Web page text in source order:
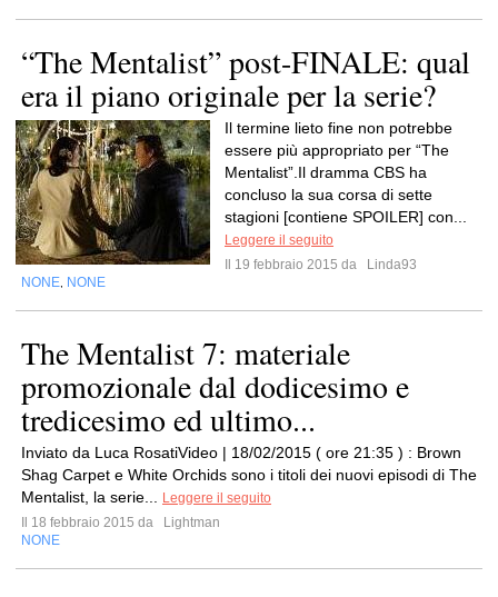
“The Mentalist” post-FINALE: qual
era il piano originale per la serie?
Il termine lieto fine non potrebbe
essere più appropriato per “The
Mentalist”.Il dramma CBS ha
concluso la sua corsa di sette
stagioni [contiene SPOILER] con...
Leggere il seguito
Il 19 febbraio 2015 da
Linda93
NONE NONE
The Mentalist 7: materiale
promozionale dal dodicesimo e
tredicesimo ed ultimo...
Inviato da Luca RosatiVideo | 18/02/2015 ( ore 21:35 ) : Brown
Shag Carpet e White Orchids sono i titoli dei nuovi episodi di The
Mentalist, la serie...
Leggere il seguito
Il 18 febbraio 2015 da
Lightman
NONE